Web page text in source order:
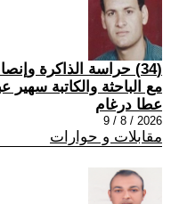
(34) حراسة الذاكرة
مع الباحثة والكاتبة سهير
عطا درغام
2026 / 8 / 9
مقابلات و حوارات